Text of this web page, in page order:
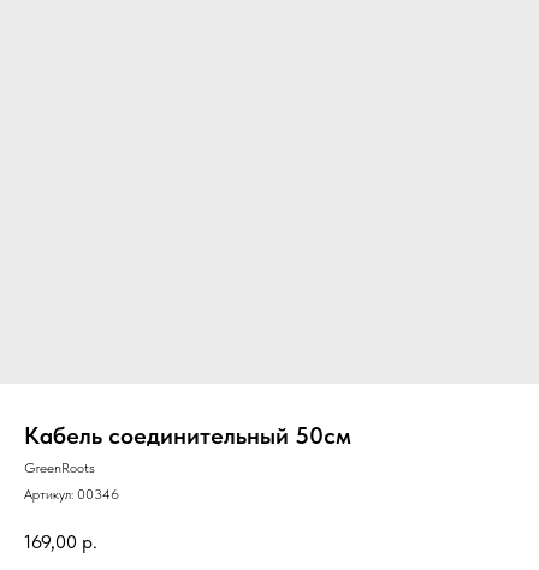
Кабель соединительный 50см
GreenRoots
Артикул: 00346
169,00 р.